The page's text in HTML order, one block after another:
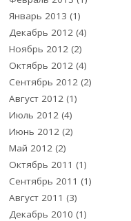
Январь 2013 (1)
Декабрь 2012 (4)
Ноябрь 2012 (2)
Октябрь 2012 (4)
Сентябрь 2012 (2)
Август 2012 (1)
Июль 2012 (4)
Июнь 2012 (2)
Май 2012 (2)
Октябрь 2011 (1)
Сентябрь 2011 (1)
Август 2011 (3)
Декабрь 2010 (1)